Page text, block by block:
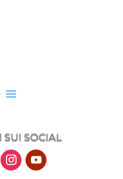
SUI SOCIAL